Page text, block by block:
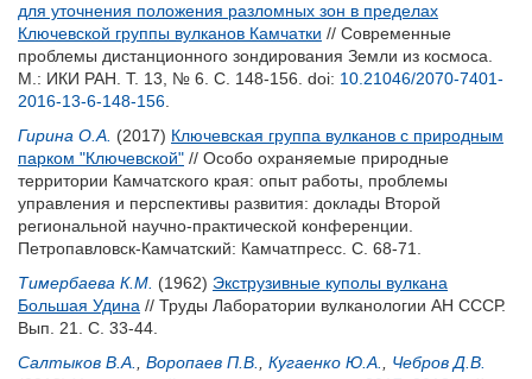
для уточнения положения разломных зон в пределах
Ключевской группы вулканов Камчатки // Современные
проблемы дистанционного зондирования Земли из космоса.
М.: ИКИ РАН. Т. 13, № 6. С. 148-156. doi: 10.21046/2070-7401-
2016-13-6-148-156
Гирина О.А. (2017) Ключевская группа вулканов с природным
парком "Ключевской" // Особо охраняемые природные
территории Камчатского края: опыт работы, проблемы
управления и перспективы развития: доклады Второй
региональной научно-практической конференции.
Петропавловск-Камчатский: Камчатпресс. С. 68-71.
Тимербаева К.М. (1962) Экструзивные куполы вулкана
Большая Удина // Труды Лаборатории вулканологии АН СССР.
Вып. 21. С. 33-44.
Салтыков В.А.
Воропаев П.В. Кугаенко Ю.А.
Чебров Д.В.